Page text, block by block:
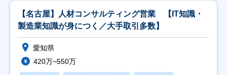
【名古屋】人材コンサルティング営業 【IT知識・
製造業知識が身につく／大手取引多数】
愛知県
420万~550万